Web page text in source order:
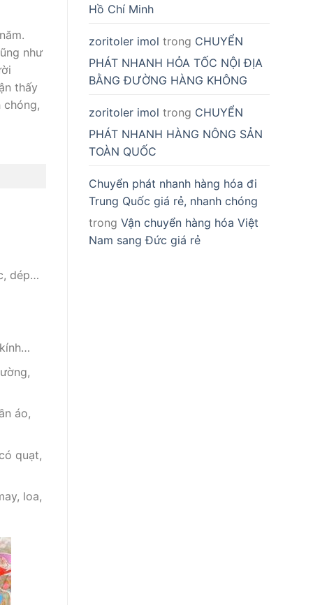
như
thấy
chóng,
dép…
áo,
quạt,
loa,
Hồ Chí Minh
zoritoler imol trong CHUYỂN
PHÁT NHANH HỎA TỐC NỘI ĐỊA
BẰNG ĐƯỜNG HÀNG KHÔNG
zoritoler imol trong CHUYỂN
PHÁT NHANH HÀNG NÔNG SẢN
TOÀN QUỐC
Chuyển phát nhanh hàng hóa đi
Trung Quốc giá rẻ, nhanh chóng
trong Vận chuyển hàng hóa Việt
Nam sang Đức giá rẻ